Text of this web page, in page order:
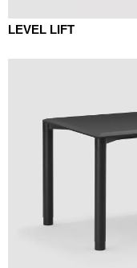
LEVEL LIFT